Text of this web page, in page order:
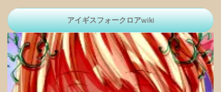
アイギスフォークロアwiki